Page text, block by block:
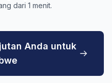
dari 1 menit.
Anda untuk